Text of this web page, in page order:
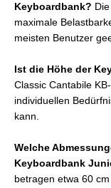
Keyboardbank?
maximale
meisten Benutzer
Ist die Höhe der
Classic Cantabile
individuellen
kann.
Welche
Keyboardbank
betragen etwa 60